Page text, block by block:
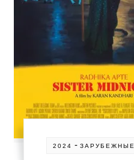
2024 - ЗАРУБЕЖНЫЕ